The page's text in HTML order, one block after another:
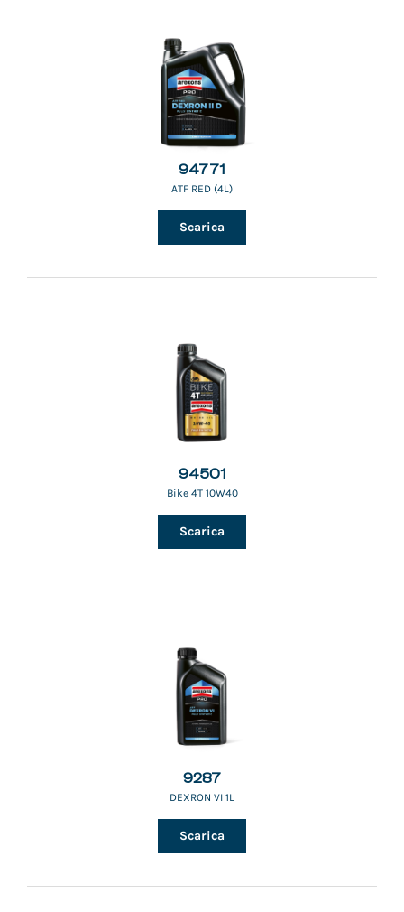
94771
ATF RED (4L)
Scarica
94501
Bike 4T 10W40
Scarica
9287
DEXRON VI 1L
Scarica